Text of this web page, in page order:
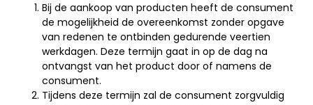
Bij de aankoop van producten heeft de consument
de mogelijkheid de overeenkomst zonder opgave
van redenen te ontbinden gedurende veertien
werkdagen. Deze termijn gaat in op de dag na
ontvangst van het product door of namens de
consument.
Tijdens deze termijn zal de consument zorgvuldig